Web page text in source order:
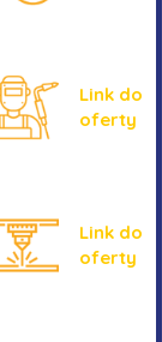
Link do
oferty
Link do
oferty